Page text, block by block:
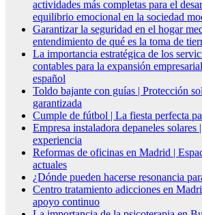
actividades más completas para el
equilibrio emocional en la sociedad
Garantizar la seguridad en el hogar
entendimiento de qué es la toma de
La importancia estratégica de los
contables para la expansión
español
Toldo bajante con guías | Protección
garantizada
Cumple de fútbol | La fiesta perfecta
Empresa instaladora depaneles
experiencia
Reformas de oficinas en Madrid |
actuales
¿Dónde pueden hacerse resonancia
Centro tratamiento adicciones en
apoyo continuo